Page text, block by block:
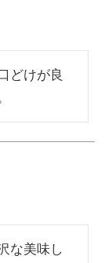
どけが良
な美味し